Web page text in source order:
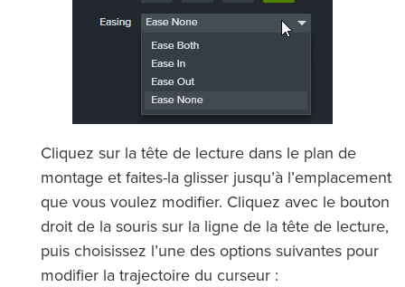
Cliquez sur la tête de lecture dans le plan de
montage et faites-la glisser jusqu’à l’emplacement
que vous voulez modifier. Cliquez avec le bouton
droit de la souris sur la ligne de la tête de lecture,
puis choisissez l’une des options suivantes pour
modifier la trajectoire du curseur :